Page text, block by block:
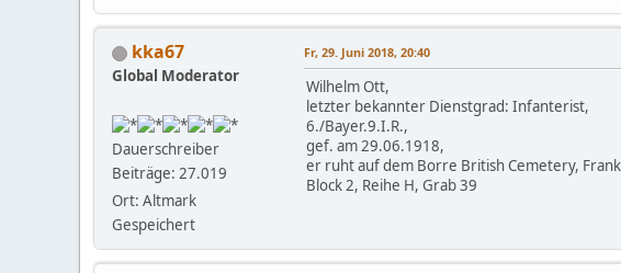
kka67
Global Moderator
Dauerschreiber
Beiträge: 27.019
Ort: Altmark
Gespeichert
Fr, 29. Juni 2018, 20:40
Wilhelm Ott,
letzter bekannter Dienstgrad: Infanterist,
6./Bayer.9.I.R.,
gef. am 29.06.1918,
er ruht auf dem Borre British Cemetery,
Block 2, Reihe H, Grab 39